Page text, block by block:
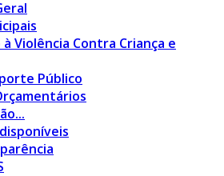
Violência Contra Criança e
Público